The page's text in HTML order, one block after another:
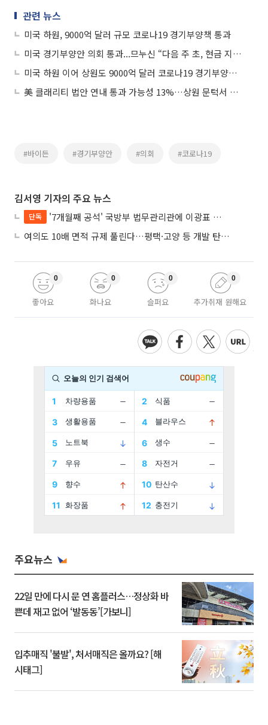
관련 뉴스
미국 하원, 9000억 달러 규모 코로나19 경기부양책 통과
미국 경기부양안 의회 통과...므누신 “다음 주 초, 현금 지급될 것”
미국 하원 이어 상원도 9000억 달러 코로나19 경기부양안 가결
美 클래리티 법안 연내 통과 가능성 13%…상원 문턱서 제동
#바이든 #경기부양안 #의회 #코로나19
김서영 기자의 주요 뉴스
단독
'7개월째 공석' 국방부 법무관리관에 이광표 변호사 내정
여의도 10배 면적 규제 풀린다…평택·고양 등 개발 탄력 기대
좋아요
0
화나요
0
슬퍼요
0
추가취재 원해요
0
주요뉴스
22일 만에 다시 문 연 홈플러스…정상화 바
쁜데 재고 없어 ‘발동동’[가보니]
입추매직 '불발', 처서매직은 올까요? [해
시태그]